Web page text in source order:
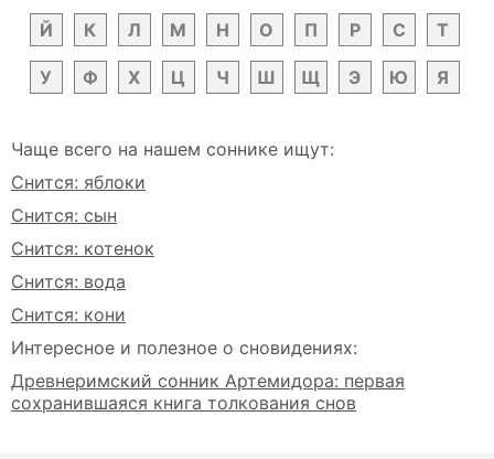
Й К Л М Н О П Р С Т
У Ф Х Ц Ч Ш Щ Э Ю Я
Чаще всего на нашем соннике ищут:
Снится: яблоки
Снится: сын
Снится: котенок
Снится: вода
Снится: кони
Интересное и полезное о сновидениях:
Древнеримский сонник Артемидора: первая
сохранившаяся книга толкования снов